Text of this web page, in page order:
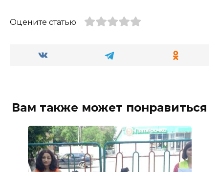
Оцените статью
Вам также может понравиться